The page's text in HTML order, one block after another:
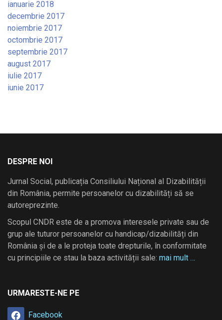
ianuarie 2018
decembrie 2017
noiembrie 2017
octombrie 2017
septembrie 2017
august 2017
iulie 2017
iunie 2017
DESPRE NOI
Jurnal Social, publicația Consiliului Național al Dizabilității
din România, permite persoanelor cu dizabilități să se
autoreprezinte.
Scopul CNDR este de a promova interesele private sau de
grup ale tuturor persoanelor cu handicap/dizabilități din
România și de a le proteja toate drepturile, în conformitate
cu principiile ce stau la baza activității sale: mai mult …
URMARESTE-NE PE
Facebook